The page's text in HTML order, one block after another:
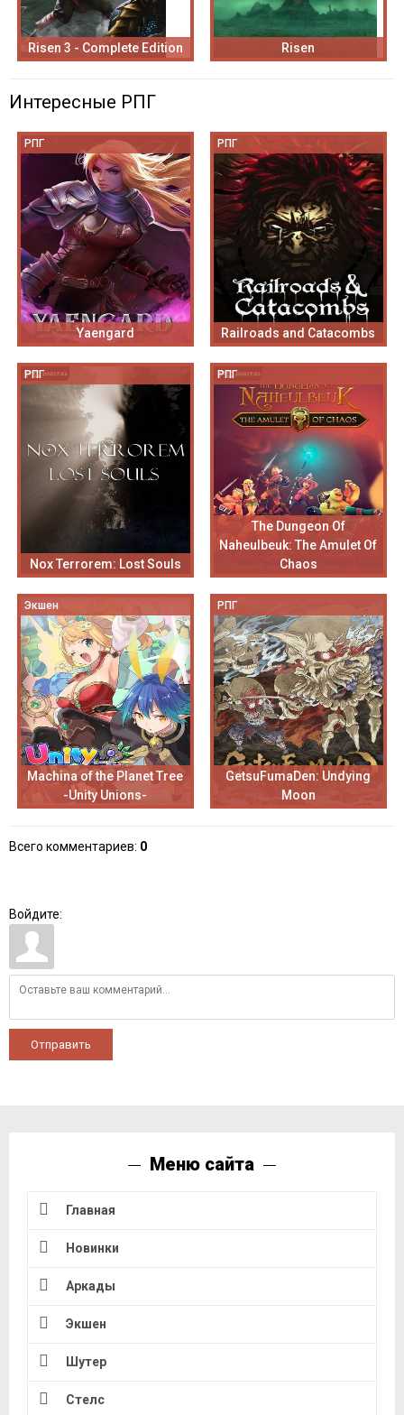
Risen 3 - Complete Edition Risen
Интересные РПГ
РПГ
Yaengard
РПГ
Railroads and Catacombs
РПГ
Nox Terrorem: Lost Souls
РПГ
The Dungeon Of
Naheulbeuk: The Amulet Of
Chaos
Экшен
Machina of the Planet Tree
-Unity Unions-
РПГ
GetsuFumaDen: Undying
Moon
Всего комментариев: 0
Войдите:
Отправить
Меню сайта
Главная
Новинки
Аркады
Экшен
Шутер
Стелс